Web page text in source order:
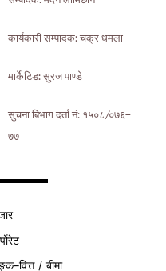
कार्यकारी सम्पादक: चक्र धमला
मार्केटिड: सुरज पाण्डे
सुचना बिभाग दर्ता नं: १५०८ ∕०७६–
७७
/ बीमा